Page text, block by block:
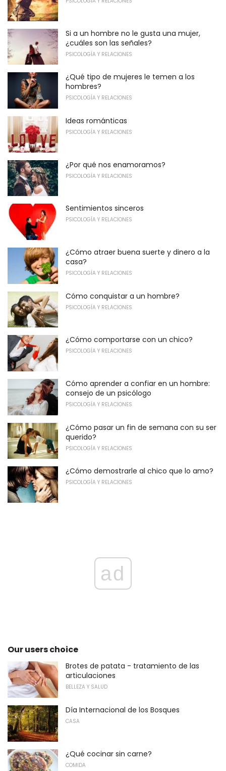
Si a un hombre no le gusta una mujer,
¿cuáles son las señales?
PSICOLOGÍA Y RELACIONES
¿Qué tipo de mujeres le temen a los
hombres?
PSICOLOGÍA Y RELACIONES
Ideas románticas
PSICOLOGÍA Y RELACIONES
¿Por qué nos enamoramos?
PSICOLOGÍA Y RELACIONES
Sentimientos sinceros
PSICOLOGÍA Y RELACIONES
¿Cómo atraer buena suerte y dinero a la
casa?
PSICOLOGÍA Y RELACIONES
Cómo conquistar a un hombre?
PSICOLOGÍA Y RELACIONES
¿Cómo comportarse con un chico?
PSICOLOGÍA Y RELACIONES
Cómo aprender a confiar en un hombre:
consejo de un psicólogo
PSICOLOGÍA Y RELACIONES
¿Cómo pasar un fin de semana con su ser
querido?
PSICOLOGÍA Y RELACIONES
¿Cómo demostrarle al chico que lo amo?
PSICOLOGÍA Y RELACIONES
ad
Our users choice
Brotes de patata - tratamiento de las
articulaciones
BELLEZA Y SALUD
Día Internacional de los Bosques
CASA
¿Qué cocinar sin carne?
COMIDA